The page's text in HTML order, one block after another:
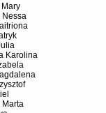
Nessa
Karolina
Marta